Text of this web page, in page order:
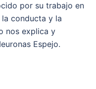
por su trabajo en
conducta y la
nos explica y
Espejo.